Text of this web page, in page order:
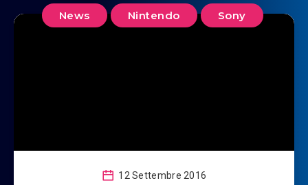
News Nintendo Sony
12 Settembre 2016